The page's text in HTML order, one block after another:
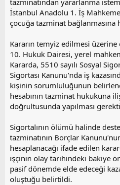
tazminatından yararlanma
İstanbul Anadolu 1. İş
çocuğa tazminat bağlanmasına
Kararın temyiz edilmesi üzerine
10. Hukuk Dairesi, yerel
Kararda, 5510 sayılı Sosyal
Sigortası Kanunu'nda iş
kişinin sorumluluğunun
hesabının tazminat hukukuna
doğrultusunda yapılması
Sigortalının ölümü halinde
tazminatının Borçlar
hesaplanacağı ifade edilen
işçinin olay tarihindeki bakiye
pasif dönemde elde edeceği
oluştuğu belirtildi.